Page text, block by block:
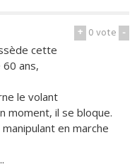
+ 0vote -
cette
ans,
le volant
moment, il se bloque.
en marche